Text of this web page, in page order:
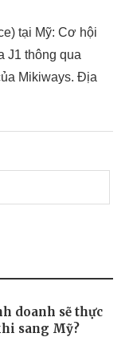
tại Mỹ: Cơ hội
J1 thông qua
Mikiways. Địa
doanh sẽ thực
sang Mỹ?